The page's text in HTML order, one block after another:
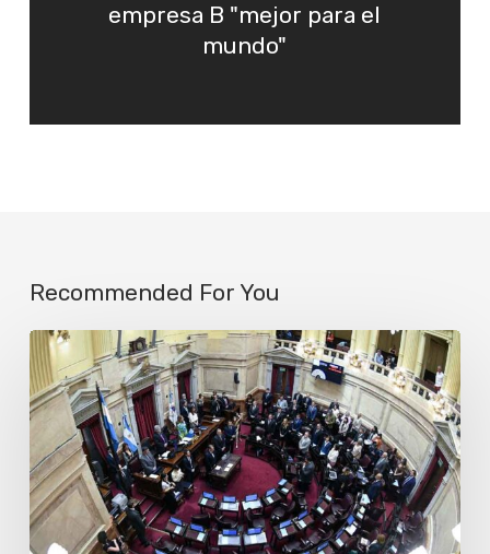
empresa B "mejor para el
mundo"
Recommended For You
Más
de
cien
organizaciones
piden
al